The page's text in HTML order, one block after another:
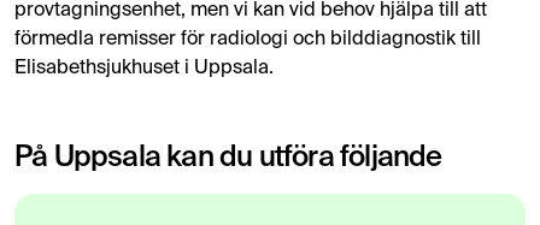
provtagningsenhet, men vi kan vid behov hjälpa till att
förmedla remisser för radiologi och bilddiagnostik till
Elisabethsjukhuset i Uppsala.
På Uppsala kan du utföra följande